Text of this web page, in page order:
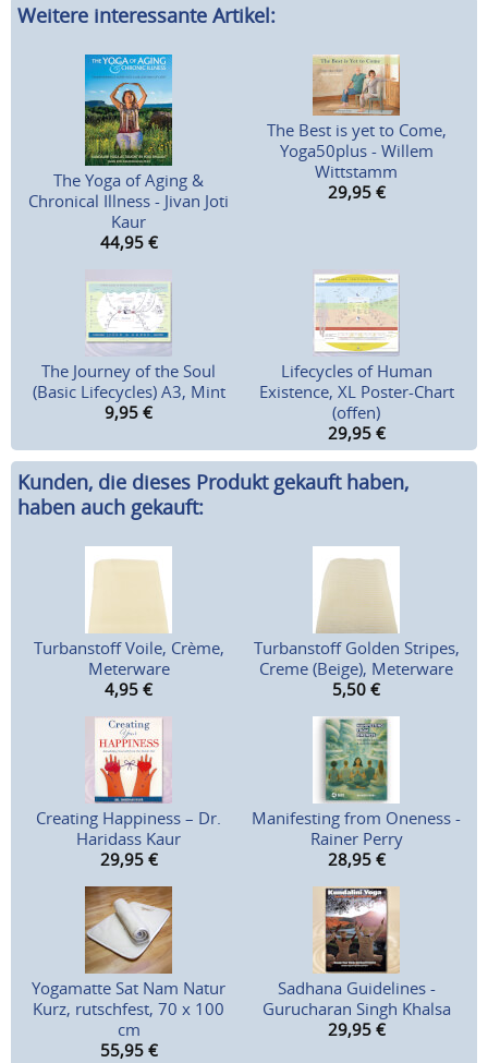
Weitere interessante Artikel:
The Yoga of Aging &
Chronical Illness - Jivan Joti
Kaur
44,95 €
The Best is yet to Come,
Yoga50plus - Willem
Wittstamm
29,95 €
The Journey of the Soul
(Basic Lifecycles) A3, Mint
9,95 €
Lifecycles of Human
Existence, XL Poster-Chart
(offen)
29,95 €
Kunden, die dieses Produkt gekauft haben,
haben auch gekauft:
Turbanstoff Voile, Crème,
Meterware
4,95 €
Turbanstoff Golden Stripes,
Creme (Beige), Meterware
5,50 €
Creating Happiness – Dr.
Haridass Kaur
29,95 €
Manifesting from Oneness -
Rainer Perry
28,95 €
Yogamatte Sat Nam Natur
Kurz, rutschfest, 70 x 100
cm
55,95 €
Sadhana Guidelines -
Gurucharan Singh Khalsa
29,95 €